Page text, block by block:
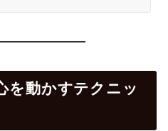
を動かすテクニッ